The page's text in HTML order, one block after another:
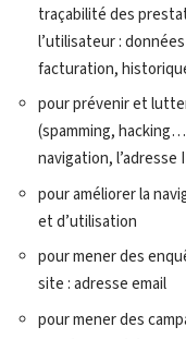
traçabilité des
l’utilisateur :
facturation,
pour prévenir et
(spamming,
navigation, l’adresse
pour améliorer la
et d’utilisation
pour mener des
site : adresse email
pour mener des